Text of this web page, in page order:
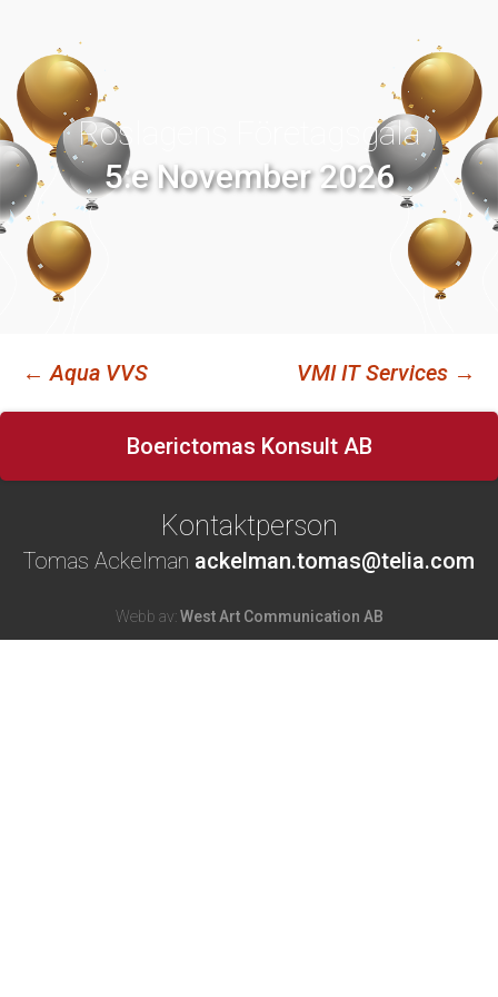
Roslagens Företagsgala
5:e November 2026
Inläggsnavigering
← Aqua VVS VMI IT Services →
Boerictomas Konsult AB
Kontaktperson
Tomas Ackelman ackelman.tomas@telia.com
Webb av:West Art Communication AB